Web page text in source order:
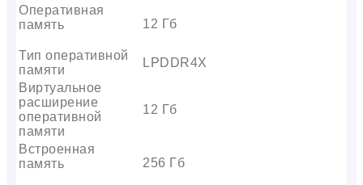
Оперативная
память
12 Гб
Тип оперативной
памяти
LPDDR4X
Виртуальное
расширение
оперативной
памяти
12 Гб
Встроенная
память
256 Гб